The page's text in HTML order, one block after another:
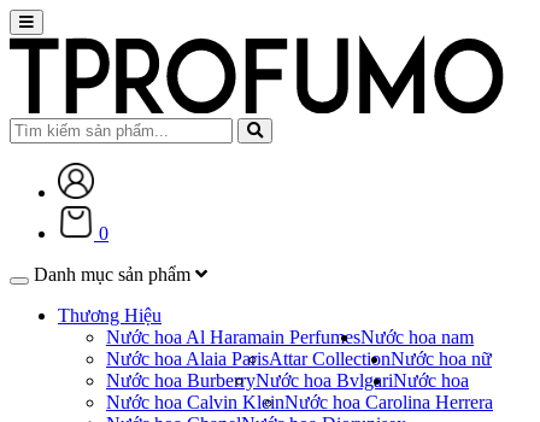
0
Danh mục sản phẩm
Thương Hiệu
Nước hoa Al Haramain Perfumes
Nước hoa Alaia ParisAttar Collection
Nước hoa BurberryNước hoa Bvlgari
Nước hoa Calvin KleinNước hoa Carolina Herrera
Nước hoa nam
Nước hoa nữ
Nước hoa